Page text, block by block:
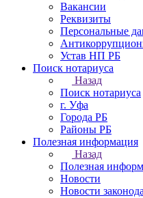
Вакансии
Реквизиты
Персональные
Устав НП РБ
Поиск нотариуса
Назад
Поиск нотариуса
г. Уфа
Города РБ
Районы РБ
Полезная информация
Назад
Полезная
Новости
Новости